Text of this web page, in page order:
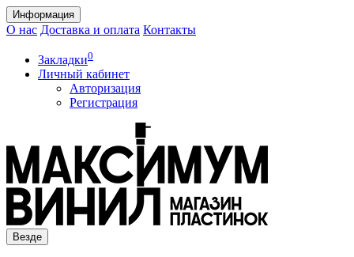
Информация
О нас Доставка и оплата Контакты
Закладки0
Личный кабинет
Авторизация
Регистрация
Везде